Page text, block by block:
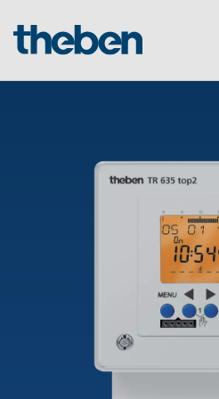
Détecteurs de
Références
Contrôle du temps et
Commande
Médiathèque